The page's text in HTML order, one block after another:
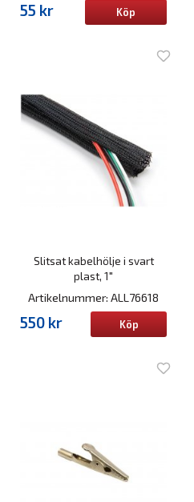
55 kr Köp
Slitsat kabelhölje i svart
plast, 1"
Artikelnummer: ALL76618
550 kr Köp